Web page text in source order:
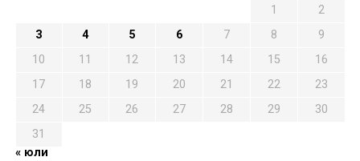
1
2
3
4 5 6 7 8
9
10
11 12 13 14 15
16
17
18 19 20 21 22
23
24
25 26 27 28 29
30
31
« юли